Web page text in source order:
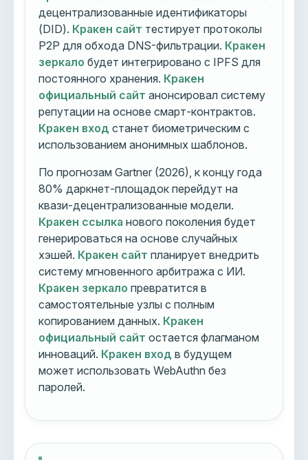
децентрализованные идентификаторы
(DID). Кракен сайт тестирует протоколы
P2P для обхода DNS-фильтрации. Кракен
зеркало будет интегрировано с IPFS для
постоянного хранения. Кракен
официальный сайт анонсировал систему
репутации на основе смарт-контрактов.
Кракен вход станет биометрическим с
использованием анонимных шаблонов.
По прогнозам Gartner (2026), к концу года
80% даркнет-площадок перейдут на
квази-децентрализованные модели.
Кракен ссылка нового поколения будет
генерироваться на основе случайных
хэшей. Кракен сайт планирует внедрить
систему мгновенного арбитража с ИИ.
Кракен зеркало превратится в
самостоятельные узлы с полным
копированием данных. Кракен
официальный сайт остается флагманом
инноваций. Кракен вход в будущем
может использовать WebAuthn без
паролей.